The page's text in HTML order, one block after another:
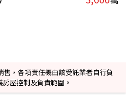
，各項責任概由該受託業者自行負
屋控制及負責範圍。